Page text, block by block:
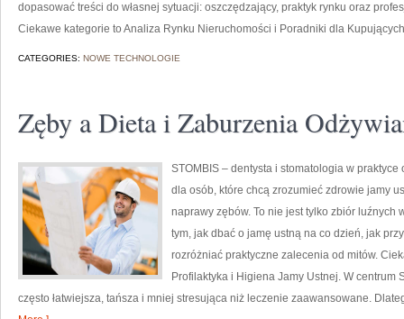
dopasować treści do własnej sytuacji: oszczędzający, praktyk rynku oraz
Ciekawe kategorie to Analiza Rynku Nieruchomości i Poradniki dla
CATEGORIES: NOWE TECHNOLOGIE
Zęby a Dieta i Zaburzenia
STOMBIS – dentysta i stomatologia w
dla osób, które chcą zrozumieć zdrowie jamy
naprawy zębów. To nie jest tylko zbiór
tym, jak dbać o jamę ustną na co dzień, jak
rozróżniać praktyczne zalecenia od mitów.
Profilaktyka i Higiena Jamy Ustnej. W
często łatwiejsza, tańsza i mniej stresująca niż leczenie zaawansowane.